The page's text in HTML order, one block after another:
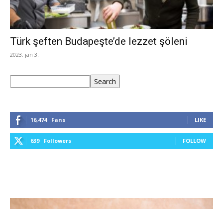
Türk şeften Budapeşte’de lezzet şöleni
2023. jan 3.
Search
16,474 Fans LIKE
639 Followers FOLLOW